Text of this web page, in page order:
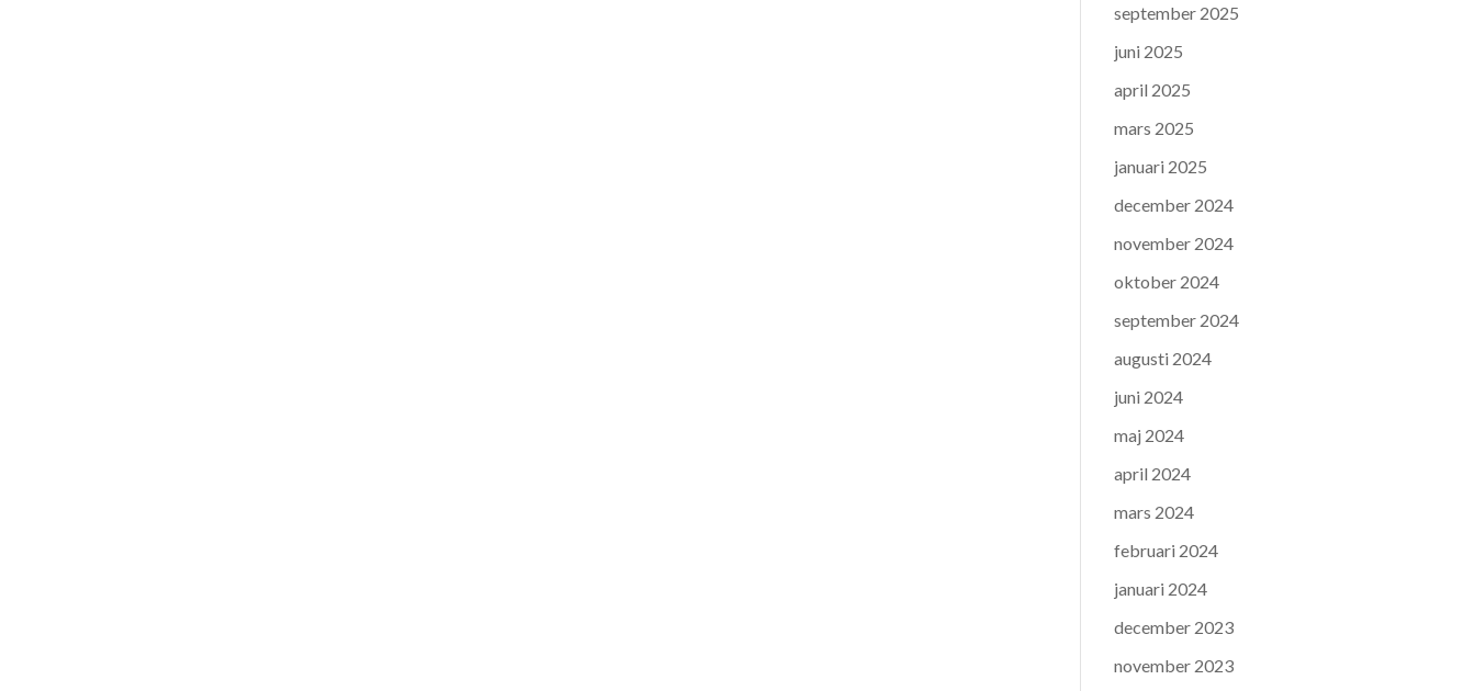
september 2025
juni 2025
april 2025
mars 2025
januari 2025
december 2024
november 2024
oktober 2024
september 2024
augusti 2024
juni 2024
maj 2024
april 2024
mars 2024
februari 2024
januari 2024
december 2023
november 2023